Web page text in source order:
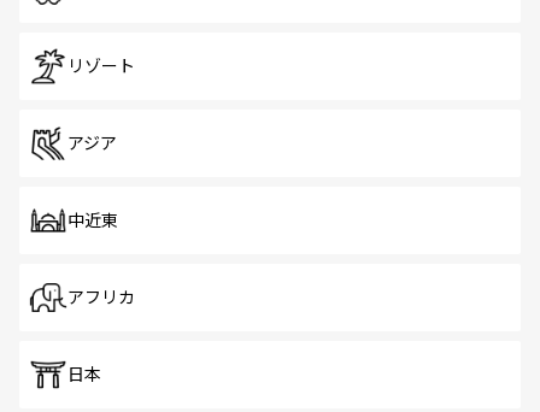
リゾート
アジア
中近東
アフリカ
日本